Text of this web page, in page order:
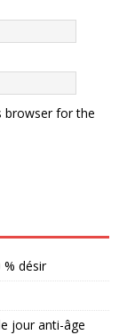
browser for the
% désir
jour anti-âge